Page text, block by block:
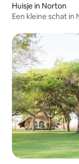
Huisje in Norton
Een kleine schat in